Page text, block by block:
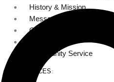
History & Mission
Message from Our Leaders
Our Leadership
Community Service
SERVICES